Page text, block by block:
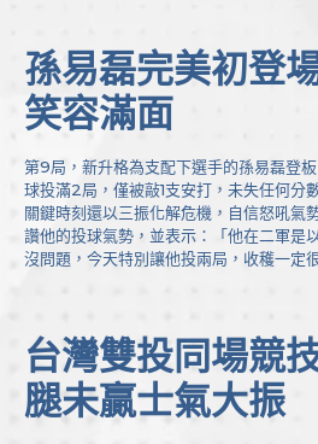
孫易磊完美初登
笑容滿面
第9局，新升格為支配下選手的孫易磊登
球投滿2局，僅被敲1支安打，未失任何分
關鍵時刻還以三振化解危機，自信怒吼氣
讚他的投球氣勢，並表示：「他在二軍是
沒問題，今天特別讓他投兩局，收穫一定很
台灣雙投同場競
腿未贏士氣大振